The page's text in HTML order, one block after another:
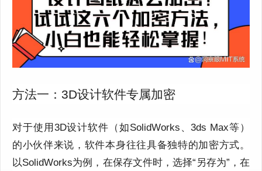
方法一：3D设计软件专属加密
对于使用3D设计软件（如SolidWorks、3ds Max等）
的小伙伴来说，软件本身往往具备独特的加密方式。
以SolidWorks为例，在保存文件时，选择“另存为”，在